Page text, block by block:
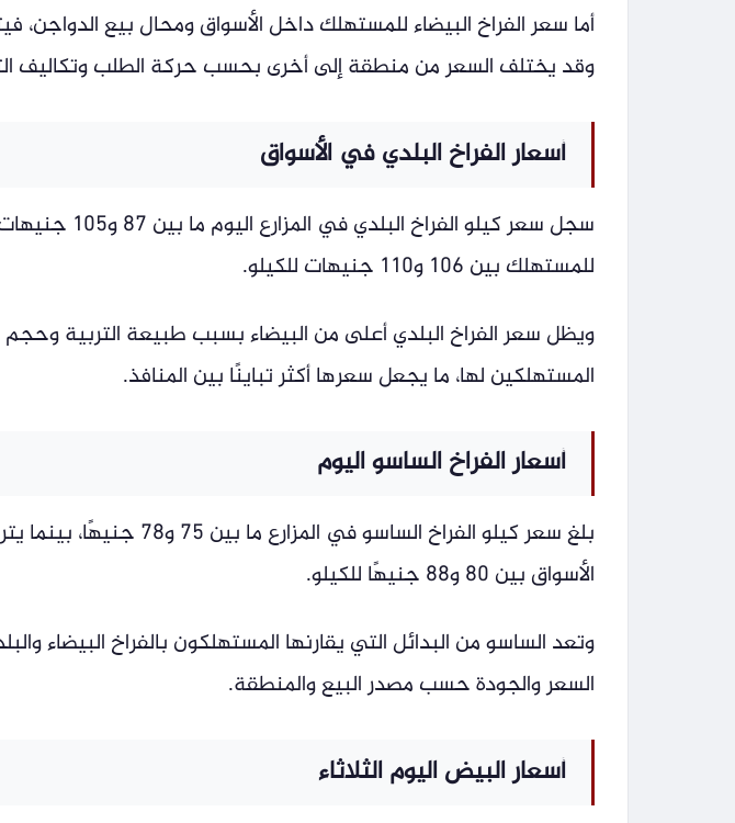
وقد يختلف السعر من منطقة إلى أخرى بحسب حركة الطلب وتكاليف
أسعار الفراخ البلدي في الأسواق
سجل سعر كيلو الفراخ
للمستهلك بين 106 و110 جنيهات للكيلو.
ويظل سعر الفراخ البلدي أعلى من البيضاء بسبب طبيعة التربية
المستهلكين لها، ما يجعل سعرها أكثر تباينًا بين المنافذ.
أسعار الفراخ الساسو اليوم
بلغ سعر كيلو الفراخ الساسو في
الأسواق بين 80 و88 جنيهًا للكيلو.
وتعد الساسو من البدائل التي يقارنها المستهلكون بالفراخ البيضاء
السعر والجودة حسب مصدر البيع والمنطقة.
أسعار البيض اليوم الثلاثاء